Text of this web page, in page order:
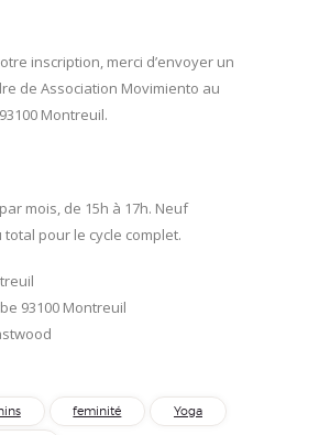
inscription, merci d’envoyer un
de Association Movimiento au
Montreuil.
mois, de 15h à 17h. Neuf
pour le cycle complet.
93100 Montreuil
feminité Yoga